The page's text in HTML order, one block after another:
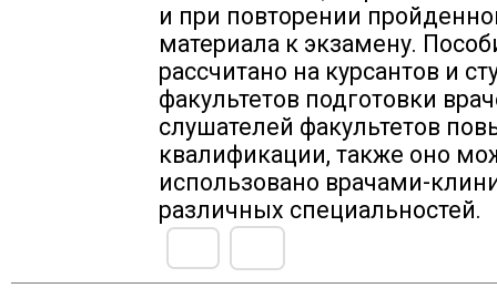
и при повторении
материала к экзамену.
рассчитано на курсантов и
факультетов подготовки
слушателей факультетов
квалификации, также оно
использовано врачами-
различных специальностей.